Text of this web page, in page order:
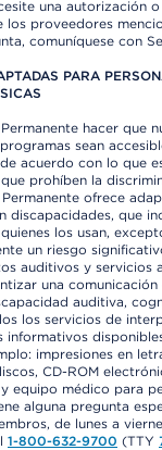
una autorización
los proveedores
comuníquese con
PARA
hacer que
sean
acuerdo con lo que
prohíben la
ofrece
discapacidades, que
los usan,
un riesgo
auditivos y servicios
una
auditiva,
los servicios de
informativos
impresiones en
CD-ROM
equipo médico para
alguna pregunta
de lunes a
1-800-632-9700 (TTY